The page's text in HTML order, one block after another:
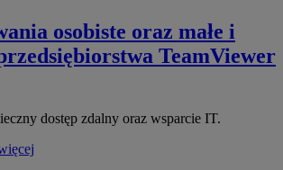
osobiste oraz małe i
TeamViewer
dostęp zdalny oraz wsparcie IT.